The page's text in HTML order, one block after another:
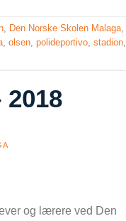
, Den Norske Skolen Malaga,
,olsen,polideportivo,stadion,
og lærere ved Den